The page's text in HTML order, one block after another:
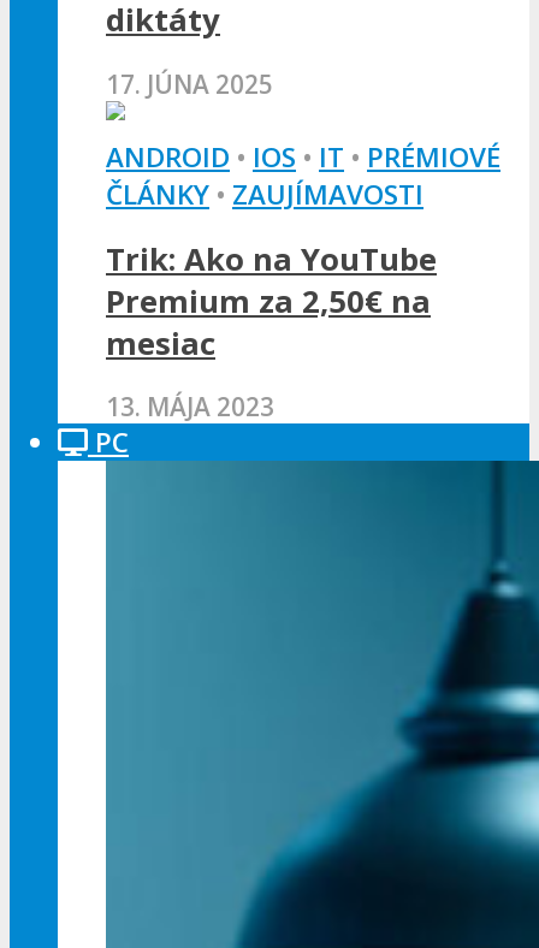
diktáty
17. JÚNA 2025
ANDROID • IOS • IT • PRÉMIOVÉ
ČLÁNKY • ZAUJÍMAVOSTI
Trik: Ako na YouTube
Premium za 2,50€ na
mesiac
13. MÁJA 2023
PC